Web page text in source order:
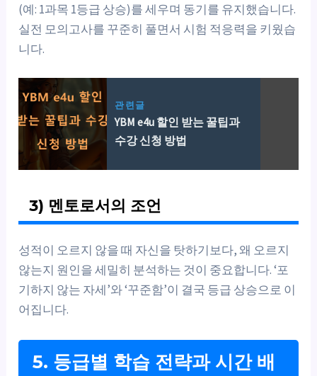
(예: 1과목 1등급 상승)를 세우며 동기를 유지했습니다.
실전 모의고사를 꾸준히 풀면서 시험 적응력을 키웠습
니다.
관련글
YBM e4u 할인 받는 꿀팁과
수강 신청 방법
3) 멘토로서의 조언
성적이 오르지 않을 때 자신을 탓하기보다, 왜 오르지
않는지 원인을 세밀히 분석하는 것이 중요합니다. ‘포
기하지 않는 자세’와 ‘꾸준함’이 결국 등급 상승으로 이
어집니다.
5. 등급별 학습 전략과 시간 배